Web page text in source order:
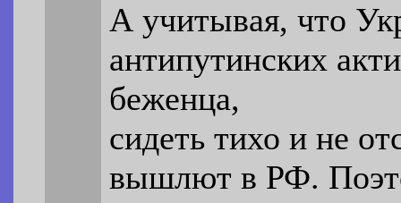
А учитывая, что
антипутинских
беженца,
сидеть тихо и не
вышлют в РФ.